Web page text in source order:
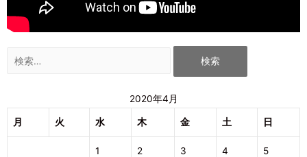
2020年4月
月 火 水 木 金 土 日
1 2 3 4 5